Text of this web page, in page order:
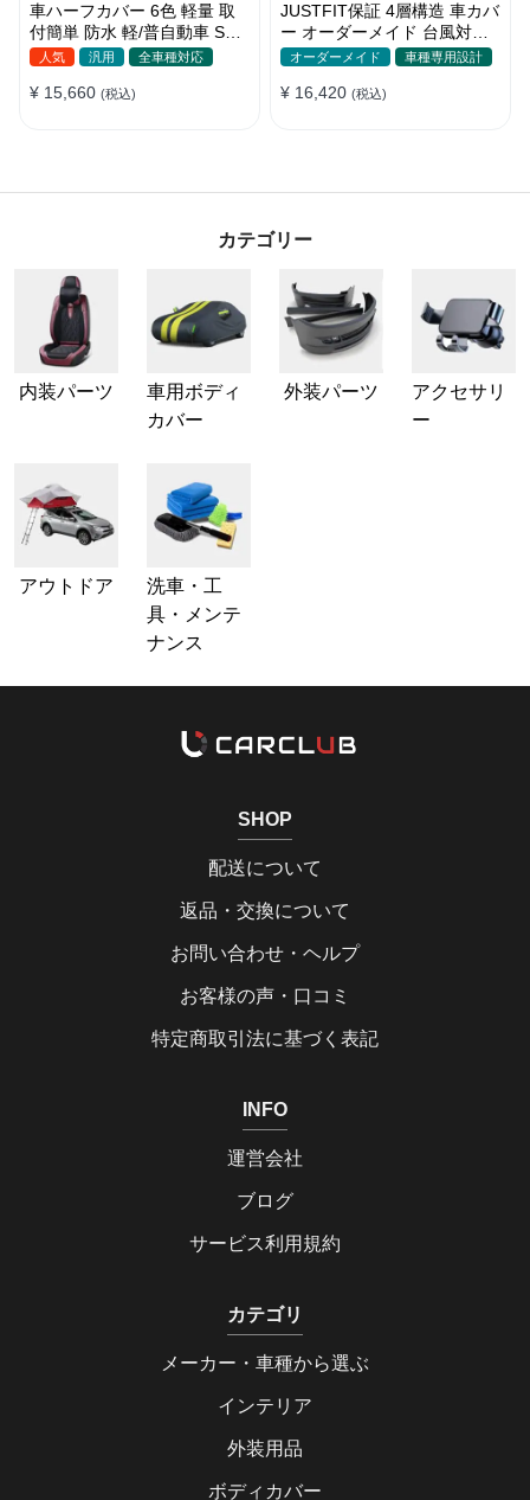
車ハーフカバー 6色 軽量 取
付簡単 防水 軽/普自動車 SUV
車対応 どんな天気でも使え
人気 汎用 全車種対応
¥ 15,660 (税込)
JUSTFIT保証 4層構造 車カバ
ー オーダーメイド 台風対策
裏起毛 防水 車種専用 防風紐
オーダーメイド 車種専用設計
¥ 16,420 (税込)
カテゴリー
内装パーツ
車用ボディ
カバー
外装パーツ
アクセサリ
ー
アウトドア
洗車・工
具・メンテ
ナンス
SHOP
配送について
返品・交換について
お問い合わせ・ヘルプ
お客様の声・口コミ
特定商取引法に基づく表記
INFO
運営会社
ブログ
サービス利用規約
カテゴリ
メーカー・車種から選ぶ
インテリア
外装用品
ボディカバー